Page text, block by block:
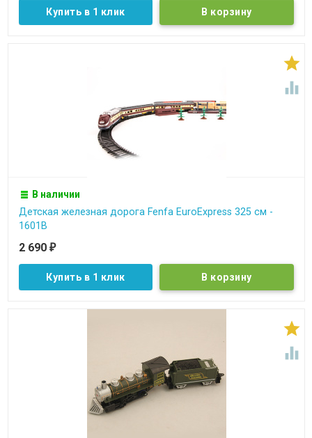
Купить в 1 клик


В наличии
Детская железная дорога Fenfa EuroExpress 325 см -
1601B
2 690 ₽
Купить в 1 клик

